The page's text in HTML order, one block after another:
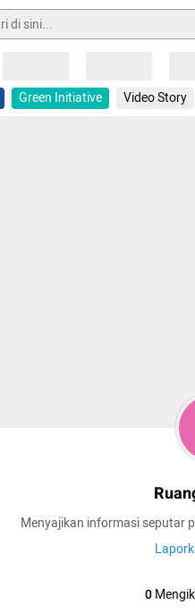
Green Initiative Video Story
Menyajikan informasi seputar
0